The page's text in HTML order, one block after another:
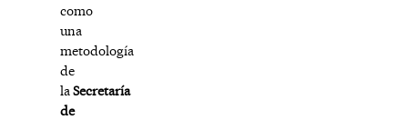
como
una
metodología
de
laSecretaría
de